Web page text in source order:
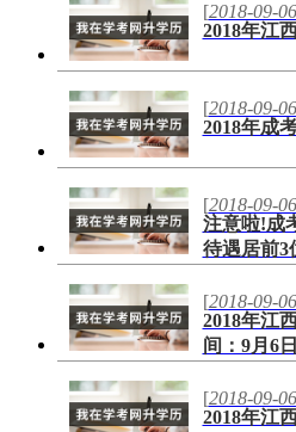
[2018-09-06
2018年江
[2018-09-06
2018年成
[2018-09-06
注意啦!成
待遇居前3
[2018-09-06
2018年江
间：9月6
[2018-09-06
2018年江